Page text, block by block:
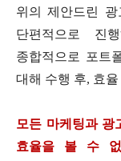
위의 제안드린
단편적으로 진
종합적으로 포트
대해 수행 후, 효
모든 마케팅과 광
효율을 볼 수 없